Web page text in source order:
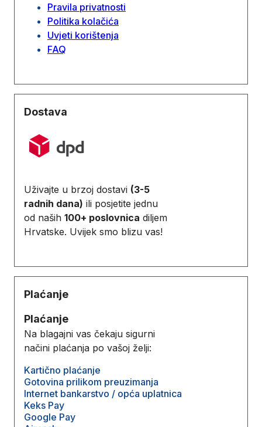
Pravila privatnosti
Politika kolačića
Uvjeti korištenja
FAQ
Dostava
Uživajte u brzoj dostavi (3-5
radnih dana) ili posjetite jednu
od naših 100+ poslovnica diljem
Hrvatske. Uvijek smo blizu vas!
Plaćanje
Plaćanje
Na blagajni vas čekaju sigurni
načini plaćanja po vašoj želji:
Kartično plaćanje
Gotovina prilikom preuzimanja
Internet bankarstvo / opća uplatnica
Keks Pay
Google Pay